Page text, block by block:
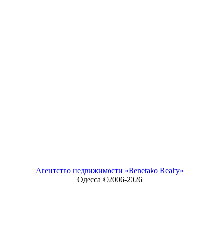
Агентство недвижимости «Benetako Realty»
Одесса ©2006-2026